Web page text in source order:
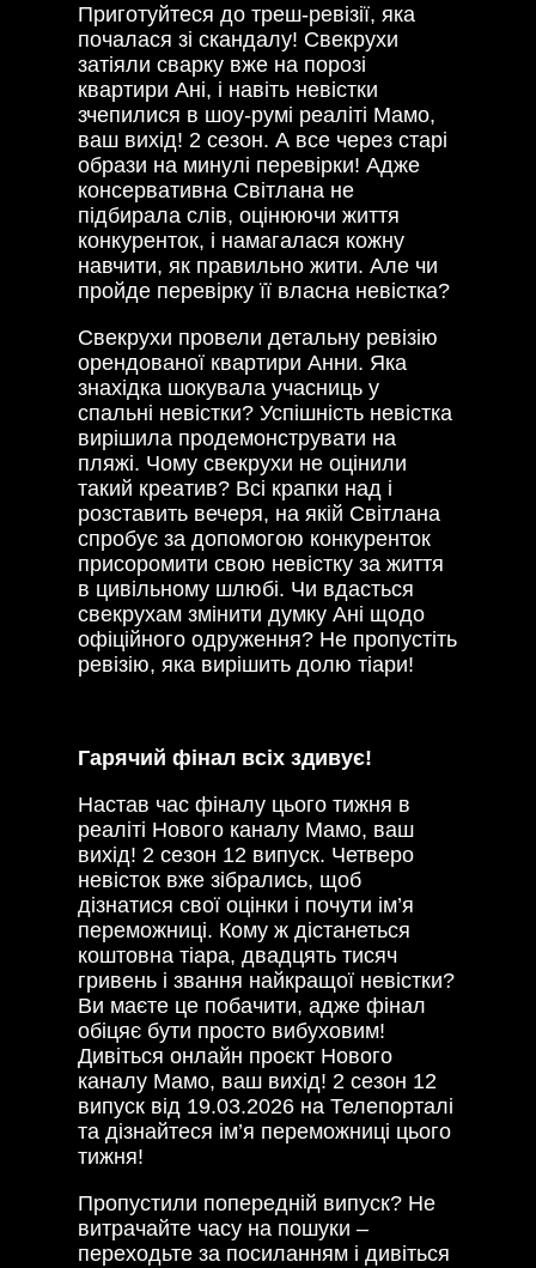
Приготуйтеся до треш-ревізії, яка
почалася зі скандалу! Свекрухи
затіяли сварку вже на порозі
квартири Ані, і навіть невістки
зчепилися в шоу-румі реаліті Мамо,
ваш вихід! 2 сезон. А все через старі
образи на минулі перевірки! Адже
консервативна Світлана не
підбирала слів, оцінюючи життя
конкуренток, і намагалася кожну
навчити, як правильно жити. Але чи
пройде перевірку її власна невістка?
Свекрухи провели детальну ревізію
орендованої квартири Анни. Яка
знахідка шокувала учасниць у
спальні невістки? Успішність невістка
вирішила продемонструвати на
пляжі. Чому свекрухи не оцінили
такий креатив? Всі крапки над і
розставить вечеря, на якій Світлана
спробує за допомогою конкуренток
присоромити свою невістку за життя
в цивільному шлюбі. Чи вдасться
свекрухам змінити думку Ані щодо
офіційного одруження? Не пропустіть
ревізію, яка вирішить долю тіари!
Гарячий фінал всіх здивує!
Настав час фіналу цього тижня в
реаліті Нового каналу Мамо, ваш
вихід! 2 сезон 12 випуск. Четверо
невісток вже зібрались, щоб
дізнатися свої оцінки і почути ім’я
переможниці. Кому ж дістанеться
коштовна тіара, двадцять тисяч
гривень і звання найкращої невістки?
Ви маєте це побачити, адже фінал
обіцяє бути просто вибуховим!
Дивіться онлайн проєкт Нового
каналу Мамо, ваш вихід! 2 сезон 12
випуск від 19.03.2026 на Телепорталі
та дізнайтеся ім’я переможниці цього
тижня!
Пропустили попередній випуск? Не
витрачайте часу на пошуки –
переходьте за посиланням і дивіться